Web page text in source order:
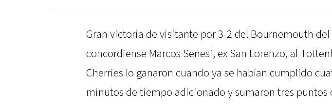
Gran victoria de visitante por 3-2 del Bournemouth del
concordiense Marcos Senesi, ex San Lorenzo, al
Cherries lo ganaron cuando ya se habían cumplido
minutos de tiempo adicionado y sumaron tres puntos